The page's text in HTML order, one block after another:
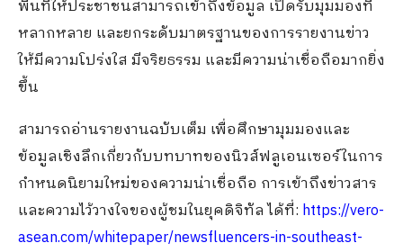
พื้นที่ให้ประชาชนสามารถเข้าถึงข้อมูล เปิดรับมุมมองที่
หลากหลาย และยกระดับมาตรฐานของการรายงานข่าว
ให้มีความโปร่งใส มีจริยธรรม และมีความน่าเชื่อถือมากยิ่ง
ขึ้น
สามารถอ่านรายงานฉบับเต็ม เพื่อศึกษามุมมองและ
ข้อมูลเชิงลึกเกี่ยวกับบทบาทของนิวส์ฟลูเอนเซอร์ในการ
กำหนดนิยามใหม่ของความน่าเชื่อถือ การเข้าถึงข่าวสาร
และความไว้วางใจของผู้ชมในยุคดิจิทัลได้ที่: https://vero-
asean.com/whitepaper/newsfluencers-in-southeast-